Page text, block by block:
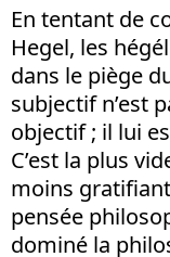
En tentant de
Hegel, les
dans le piège
subjectif n’est
objectif ; il lui
C’est la plus
moins
pensée
dominé la